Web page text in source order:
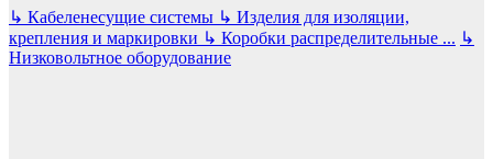
↳ Кабеленесущие системы ↳ Изделия для изоляции,
крепления и маркировки ↳ Коробки распределительные ... ↳
Низковольтное оборудование